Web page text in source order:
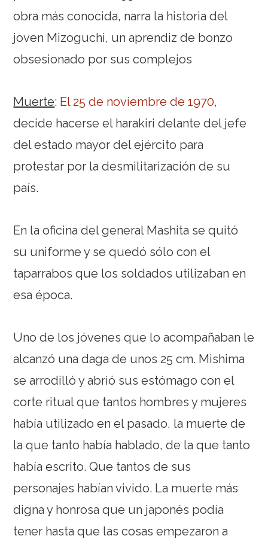
obra más conocida, narra la historia del
joven Mizoguchi, un aprendiz de bonzo
obsesionado por sus complejos
Muerte: El 25 de noviembre de 1970,
decide hacerse el harakiri delante del jefe
del estado mayor del ejército para
protestar por la desmilitarización de su
país.
En la oficina del general Mashita se quitó
su uniforme y se quedó sólo con el
taparrabos que los soldados utilizaban en
esa época.
Uno de los jóvenes que lo acompañaban le
alcanzó una daga de unos 25 cm. Mishima
se arrodilló y abrió sus estómago con el
corte ritual que tantos hombres y mujeres
había utilizado en el pasado, la muerte de
la que tanto había hablado, de la que tanto
había escrito. Que tantos de sus
personajes habían vivido. La muerte más
digna y honrosa que un japonés podía
tener hasta que las cosas empezaron a